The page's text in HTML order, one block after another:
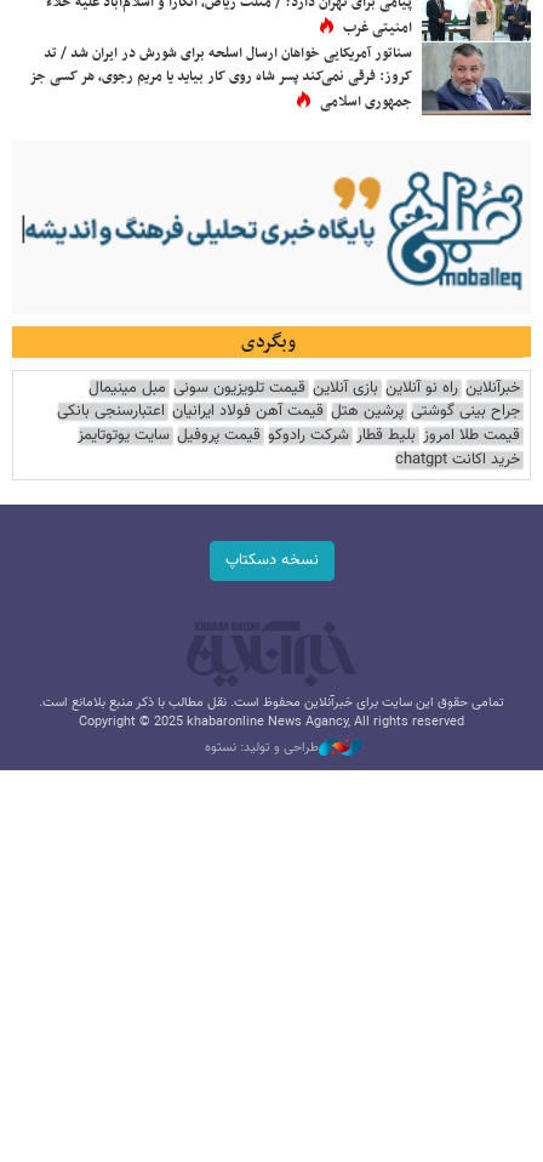
امنیتی غرب
سناتور آمریکایی خواهان ارسال اسلحه برای شورش در ایران شد / تد
کروز: فرقی نمی‌کند پسر شاه روی کار بیاید یا مریم رجوی، هر کسی جز
جمهوری اسلامی
وبگردی
خبرآنلاین راه نو آنلاین بازی آنلاین قیمت تلویزیون سونی مبل مینیمال
جراح بینی گوشتی پرشین هتل قیمت آهن فولاد ایرانیان اعتبارسنجی بانکی
قیمت طلا امروز بلیط قطار شرکت رادوکو قیمت پروفیل سایت یوتوتایمز
خرید اکانت chatgpt
نسخه دسکتاپ
تمامی حقوق این سایت برای خبرآنلاین محفوظ است. نقل مطالب با ذکر منبع بلامانع است.
Copyright © 2025 khabaronline News Agancy, All rights reserved
طراحی و تولید: نستوه